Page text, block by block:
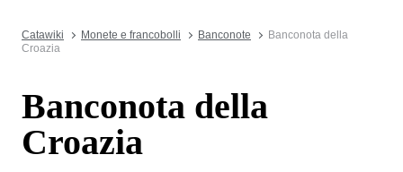
Catawiki Monete e francobolli Banconote
Banconota della
Croazia
Banconota della
Croazia